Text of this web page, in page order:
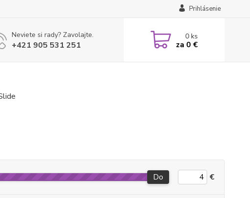
Prihlásenie
Neviete si rady? Zavolajte.
+421 905 531 251
0ks
za 0 €
Do €